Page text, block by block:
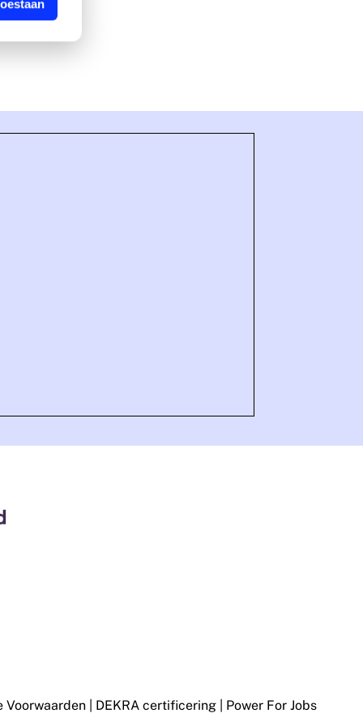
Voorwaarden DEKRA certificering Power For Jobs